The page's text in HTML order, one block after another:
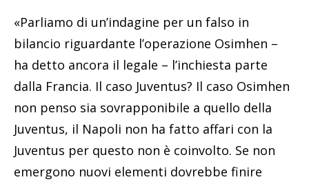
«Parliamo di un’indagine per un falso in
bilancio riguardante l’operazione Osimhen –
ha detto ancora il legale – l’inchiesta parte
dalla Francia. Il caso Juventus? Il caso Osimhen
non penso sia sovrapponibile a quello della
Juventus, il Napoli non ha fatto affari con la
Juventus per questo non è coinvolto. Se non
emergono nuovi elementi dovrebbe finire